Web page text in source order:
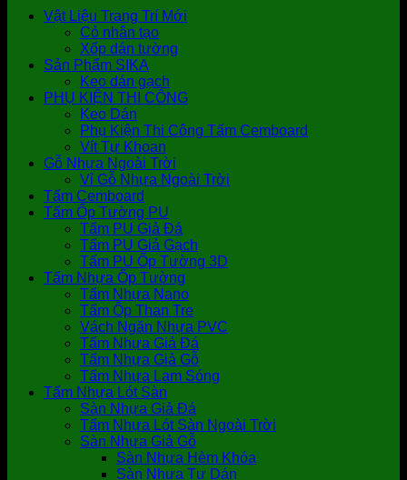
Vật Liệu Trang Trí Mới
Cỏ nhân tạo
Xốp dán tường
Sản Phẩm SIKA
Keo dán gạch
PHỤ KIỆN THI CÔNG
Keo Dán
Phụ Kiện Thi Công Tấm Cemboard
Vít Tự Khoan
Gỗ Nhựa Ngoài Trời
Vỉ Gỗ Nhựa Ngoài Trời
Tấm Cemboard
Tấm Ốp Tường PU
Tấm PU Giả Đá
Tấm PU Giả Gạch
Tấm PU Ốp Tường 3D
Tấm Nhựa Ốp Tường
Tấm Nhựa Nano
Tấm Ốp Than Tre
Vách Ngăn Nhựa PVC
Tấm Nhựa Giả Đá
Tấm Nhựa Giả Gỗ
Tấm Nhựa Lam Sóng
Tấm Nhựa Lót Sàn
Sàn Nhựa Giả Đá
Tấm Nhựa Lót Sàn Ngoài Trời
Sàn Nhựa Giả Gỗ
Sàn Nhựa Hèm Khóa
Sàn Nhựa Tự Dán